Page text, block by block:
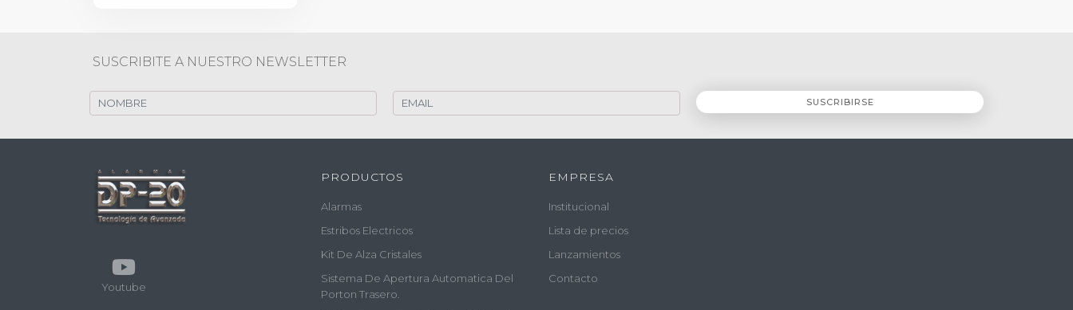
SUSCRIBITE A NUESTRO NEWSLETTER
Youtube
PRODUCTOS
Alarmas
Estribos Electricos
Kit De Alza Cristales
Sistema De Apertura Automatica Del
Porton Trasero.
EMPRESA
Institucional
Lista de precios
Lanzamientos
Contacto